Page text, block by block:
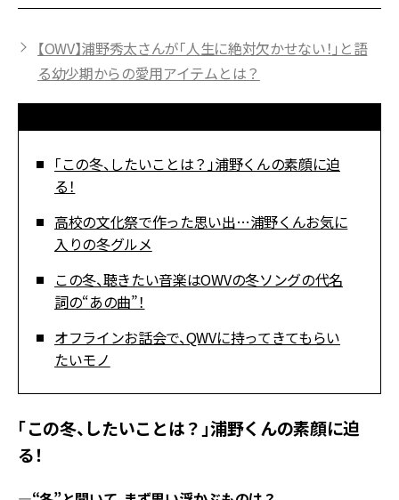
【OWV】浦野秀太さんが「人生に絶対欠かせない！」と語
る幼少期からの愛用アイテムとは？
「この冬、したいことは？」浦野くんの素顔に迫
る！
高校の文化祭で作った思い出…浦野くんお気に
入りの冬グルメ
この冬、聴きたい音楽はOWVの冬ソングの代名
詞の“あの曲”！
オフラインお話会で、QWVに持ってきてもらい
たいモノ
「この冬、したいことは？」浦野くんの素顔に迫
る！